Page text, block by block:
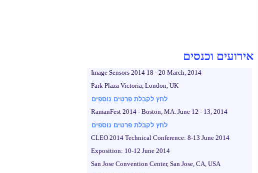
אירועים וכנסים
Image Sensors 2014 18 - 20 March, 2014
Park Plaza Victoria, London, UK
לחץ לקבלת פרטים נוספים
RamanFest 2014 - Boston, MA. June 12 - 13, 2014
לחץ לקבלת פרטים נוספים
CLEO 2014 Technical Conference: 8-13 June 2014
Exposition: 10-12 June 2014
San Jose Convention Center, San Jose, CA, USA